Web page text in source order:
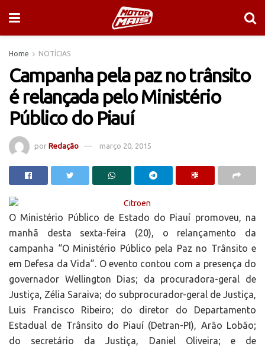
Home NOTÍCIAS
Campanha pela paz no trânsito
é relançada pelo Ministério
Público do Piauí
por Redação março 20, 2015
O Ministério Público de Estado do Piauí promoveu, na
manhã desta sexta-feira (20), o relançamento da
campanha “O Ministério Público pela Paz no Trânsito e
em Defesa da Vida”. O evento contou com a presença do
governador Wellington Dias; da procuradora-geral de
Justiça, Zélia Saraiva; do subprocurador-geral de Justiça,
Luis Francisco Ribeiro; do diretor do Departamento
Estadual de Trânsito do Piauí (Detran-PI), Arão Lobão;
do secretário da Justiça, Daniel Oliveira; e de